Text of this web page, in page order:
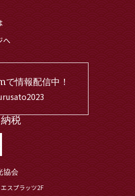
へ
情報配信中！
税
協会
スプラッツ2F